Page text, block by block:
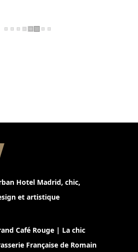
Hotel Madrid, chic,
et artistique
Café Rouge | La chic
Française de Romain